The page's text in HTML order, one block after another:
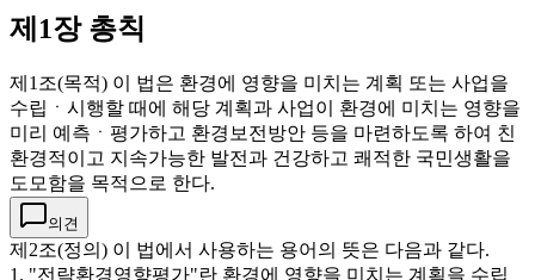
제1장 총칙
제1조(목적) 이 법은 환경에 영향을 미치는 계획 또는 사업을
수립ㆍ시행할 때에 해당 계획과 사업이 환경에 미치는 영향을
미리 예측ㆍ평가하고 환경보전방안 등을 마련하도록 하여 친
환경적이고 지속가능한 발전과 건강하고 쾌적한 국민생활을
도모함을 목적으로 한다.
의견
제2조(정의) 이 법에서 사용하는 용어의 뜻은 다음과 같다.
1. "전략환경영향평가"란 환경에 영향을 미치는 계획을 수립